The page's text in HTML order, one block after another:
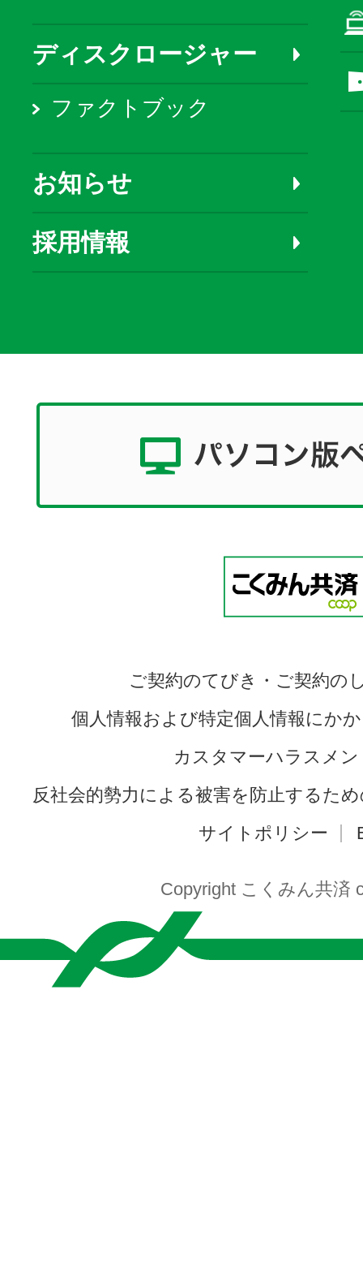
ディスクロージャー
ファクトブック
お知らせ
採用情報
ご契約のてびき・ご契約の
個人情報および特定個人情報にか
カスタマーハラスメ
反社会的勢力による被害を防止するた
サイトポリシー
Copyright こくみん共済